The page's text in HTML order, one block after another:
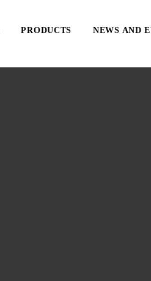
PRODUCTS NEWS AND